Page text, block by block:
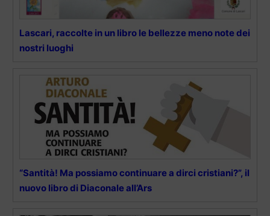
Lascari, raccolte in un libro le bellezze meno note dei
nostri luoghi
“Santità! Ma possiamo continuare a dirci cristiani?”, il
nuovo libro di Diaconale all’Ars